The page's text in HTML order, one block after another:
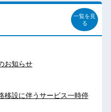
一覧を見
る
お知らせ
移設に伴うサービス一時停